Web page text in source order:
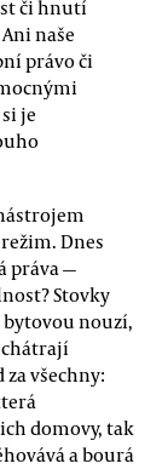
či hnutí
naše
právo či
je
Dnes
práva —
Stovky
nouzí,
chátrají
všechny:
domovy, tak
a bourá